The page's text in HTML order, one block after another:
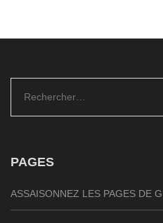
Rechercher :
PAGES
ASSAISONNEZ LES PAGES DE